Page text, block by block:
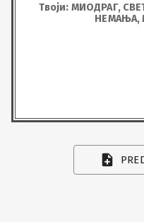
Твоји: МИОДРАГ,
НЕМАЊА,